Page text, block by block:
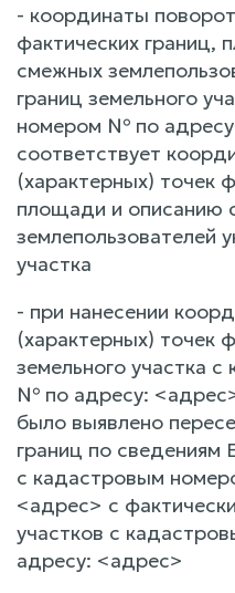
- координаты
фактических границ,
смежных
границ земельного
номером № по
соответствует
(характерных) точек
площади и описанию
землепользователей
участка
- при нанесении
(характерных) точек
земельного участка
№ по адресу:
было выявлено
границ по сведениям
с кадастровым
<адрес> с
участков с
адресу: <адрес>